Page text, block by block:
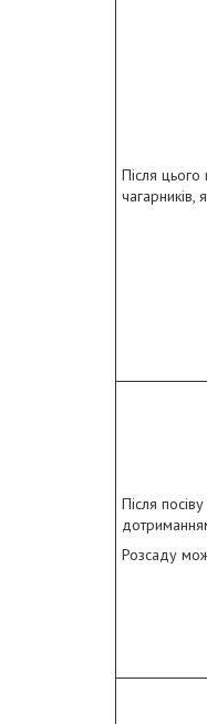
Після цього
чагарників,
Після
Розсаду